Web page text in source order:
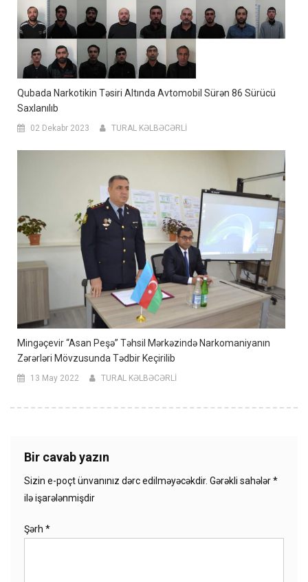
Qubada Narkotikin Təsiri Altında Avtomobil Sürən 86 Sürücü
Saxlanılıb
02 Dekabr 2023 TURAL KƏLBƏCƏRLİ
Mingəçevir “Asan Peşə” Təhsil Mərkəzində Narkomaniyanın
Zərərləri Mövzusunda Tədbir Keçirilib
13 May 2022 TURAL KƏLBƏCƏRLİ
Bir cavab yazın
Sizin e-poçt ünvanınız dərc edilməyəcəkdir. Gərəkli sahələr*
ilə işarələnmişdir
Şərh *